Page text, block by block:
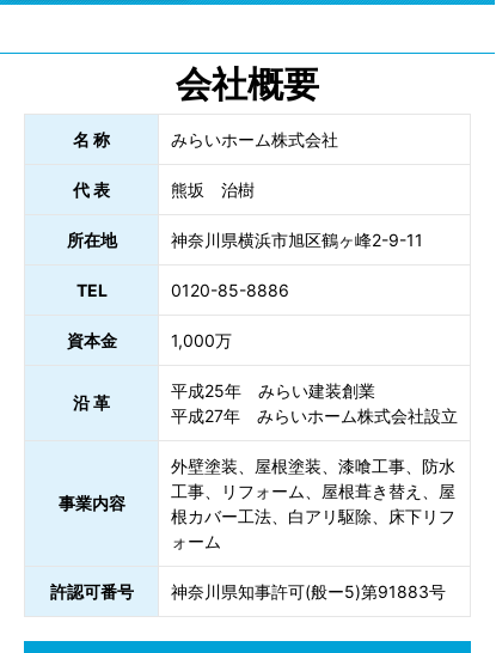
会社概要
名 称 みらいホーム株式会社
代 表 熊坂 治樹
所在地 神奈川県横浜市旭区鶴ヶ峰2-9-11
TEL 0120-85-8886
資本金 1,000万
沿 革
平成25年 みらい建装創業
平成27年 みらいホーム株式会社設立
事業内容
外壁塗装、屋根塗装、漆喰工事、防水
工事、リフォーム、屋根葺き替え、屋
根カバー工法、白アリ駆除、床下リフ
ォーム
許認可番号 神奈川県知事許可(般ー5)第91883号